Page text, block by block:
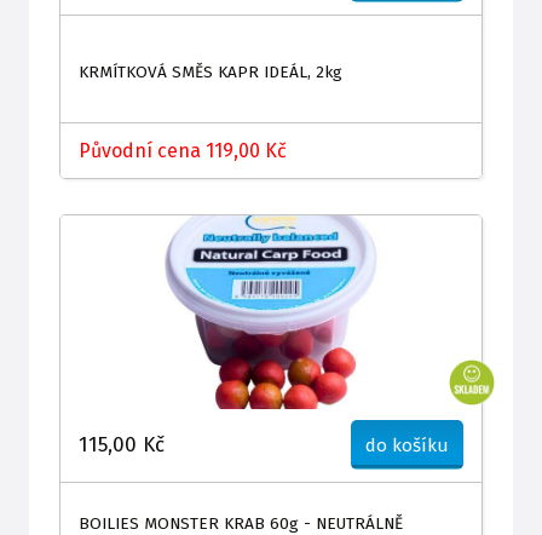
KRMÍTKOVÁ SMĚS KAPR IDEÁL, 2kg
Původní cena 119,00 Kč
115,00 Kč do košíku
BOILIES MONSTER KRAB 60g - NEUTRÁLNĚ